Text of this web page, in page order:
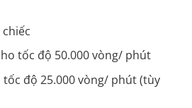
tốc độ 50.000 vòng/ phút
độ 25.000 vòng/ phút (tùy